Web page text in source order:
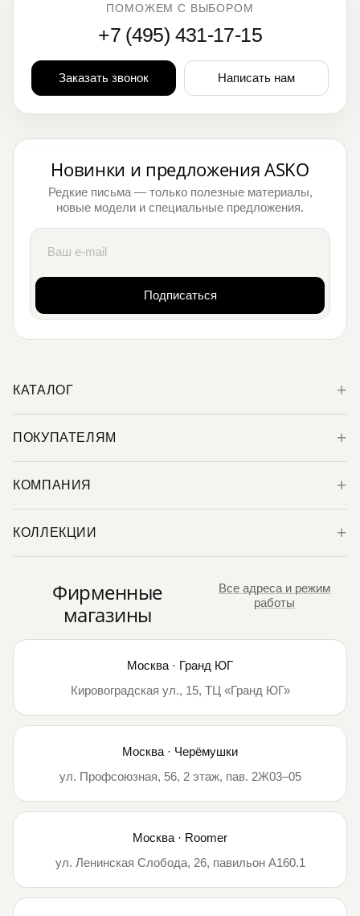
ПОМОЖЕМ С ВЫБОРОМ
+7 (495) 431-17-15
Заказать звонок Написать нам
Новинки и предложения ASKO
Редкие письма — только полезные материалы,
новые модели и специальные предложения.
Подписаться
КАТАЛОГ
ПОКУПАТЕЛЯМ
КОМПАНИЯ
КОЛЛЕКЦИИ
Фирменные
магазины
Все адреса и режим
работы
Москва · Гранд ЮГ
Кировоградская ул., 15, ТЦ «Гранд ЮГ»
Москва · Черёмушки
ул. Профсоюзная, 56, 2 этаж, пав. 2Ж03–05
Москва · Roomer
ул. Ленинская Слобода, 26, павильон А160.1